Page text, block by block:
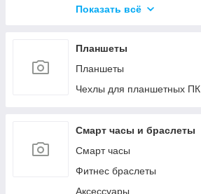
Зарядные устройства
Чехлы
Прочее
Показать всё
Планшеты
Планшеты
Чехлы для планшетных ПК
Смарт часы и браслеты
Смарт часы
Фитнес браслеты
Аксессуары